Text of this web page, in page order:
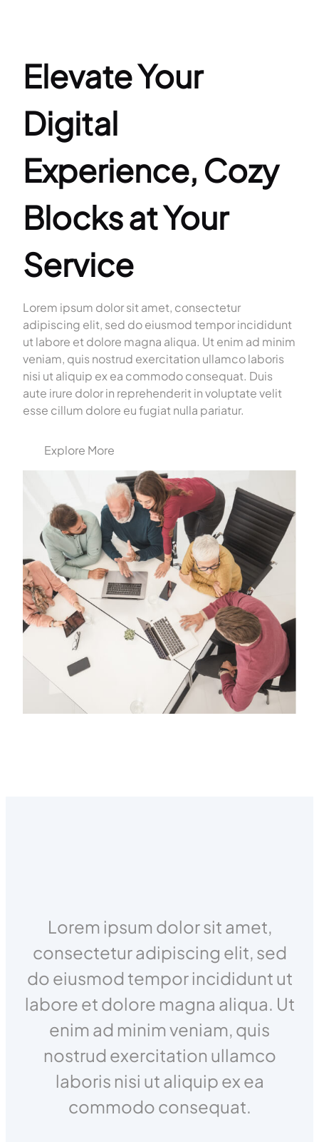
Elevate Your
Digital
Experience, Cozy
Blocks at Your
Service
Lorem ipsum dolor sit amet, consectetur
adipiscing elit, sed do eiusmod tempor incididunt
ut labore et dolore magna aliqua. Ut enim ad minim
veniam, quis nostrud exercitation ullamco laboris
nisi ut aliquip ex ea commodo consequat. Duis
aute irure dolor in reprehenderit in voluptate velit
esse cillum dolore eu fugiat nulla pariatur.
Explore More
Lorem ipsum dolor sit amet,
consectetur adipiscing elit, sed
do eiusmod tempor incididunt ut
labore et dolore magna aliqua. Ut
enim ad minim veniam, quis
nostrud exercitation ullamco
laboris nisi ut aliquip ex ea
commodo consequat.